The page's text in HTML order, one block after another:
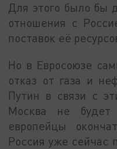
Для этого было бы
отношения с
поставок её
Но в Евросоюзе
отказ от газа и
Путин в связи с
Москва не будет
европейцы
Россия уже сейчас